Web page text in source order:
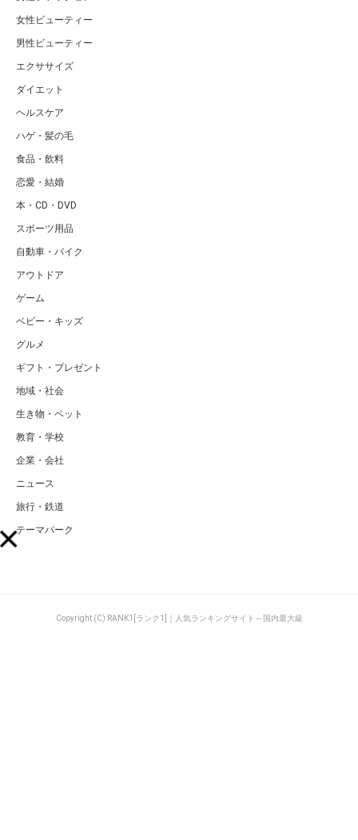
女性ビューティー
男性ビューティー
エクササイズ
ダイエット
ヘルスケア
ハゲ・髪の毛
食品・飲料
恋愛・結婚
本・CD・DVD
スポーツ用品
自動車・バイク
アウトドア
ゲーム
ベビー・キッズ
グルメ
ギフト・プレゼント
地域・社会
生き物・ペット
教育・学校
企業・会社
ニュース
旅行・鉄道
テーマパーク
Copyright (C) RANK1[ランク1]｜人気ランキングサイト～国内最大級